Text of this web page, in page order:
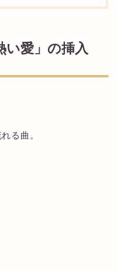
い愛」の挿入
る曲。